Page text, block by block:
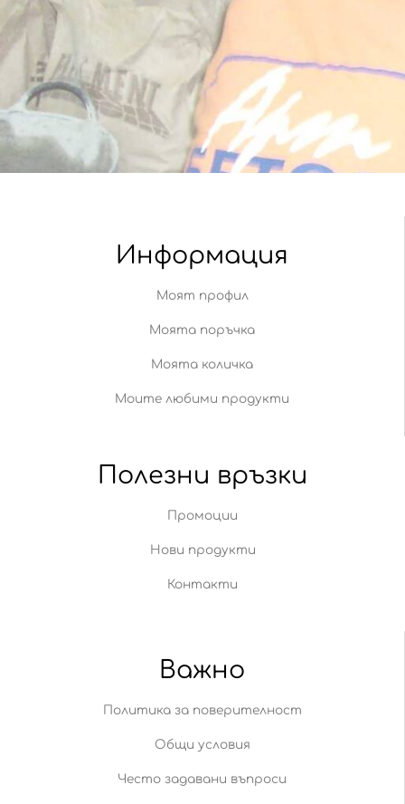
Информация
Моят профил
Моята поръчка
Моята количка
Моите любими продукти
Полезни връзки
Промоции
Нови продукти
Контакти
Важно
Политика за поверителност
Общи условия
Често задавани въпроси